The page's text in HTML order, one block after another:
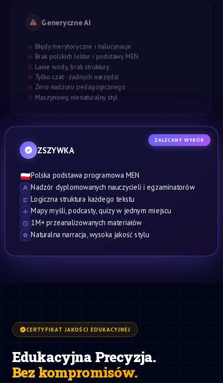
Generyczne AI
Błędy merytoryczne i halucynacje
Brak polskich lektur i podstawy MEN
Lanie wody, brak struktury
Tylko czat - żadnych narzędzi
Zero nadzoru pedagogicznego
Maszynowy, nienaturalny styl
ZALECANY WYBÓR
ZSZYWKA
🇵🇱Polska podstawa programowa MEN
Nadzór dyplomowanych nauczycieli i egzaminatorów
Logiczna struktura każdego tekstu
Mapy myśli, podcasty, quizy w jednym miejscu
1M+ przeanalizowanych materiałów
Naturalna narracja, wysoka jakość stylu
CERTYFIKAT JAKOŚCI EDUKACYJNEJ
Edukacyjna Precyzja.
Bez kompromisów.